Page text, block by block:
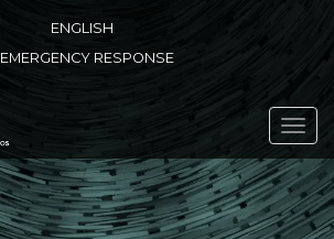
ENGLISH
EMERGENCY RESPONSE